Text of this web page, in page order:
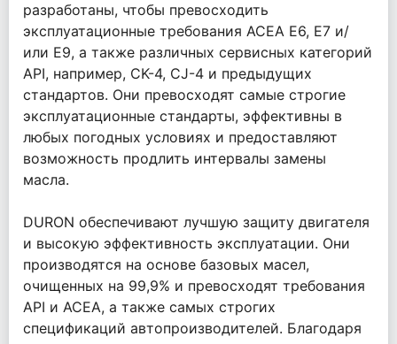
разработаны, чтобы превосходить
эксплуатационные требования ACEA E6, E7 и/
или E9, а также различных сервисных категорий
API, например, CK-4, CJ-4 и предыдущих
стандартов. Они превосходят самые строгие
эксплуатационные стандарты, эффективны в
любых погодных условиях и предоставляют
возможность продлить интервалы замены
масла.
DURON обеспечивают лучшую защиту двигателя
и высокую эффективность эксплуатации. Они
производятся на основе базовых масел,
очищенных на 99,9% и превосходят требования
API и ACEA, а также самых строгих
спецификаций автопроизводителей. Благодаря